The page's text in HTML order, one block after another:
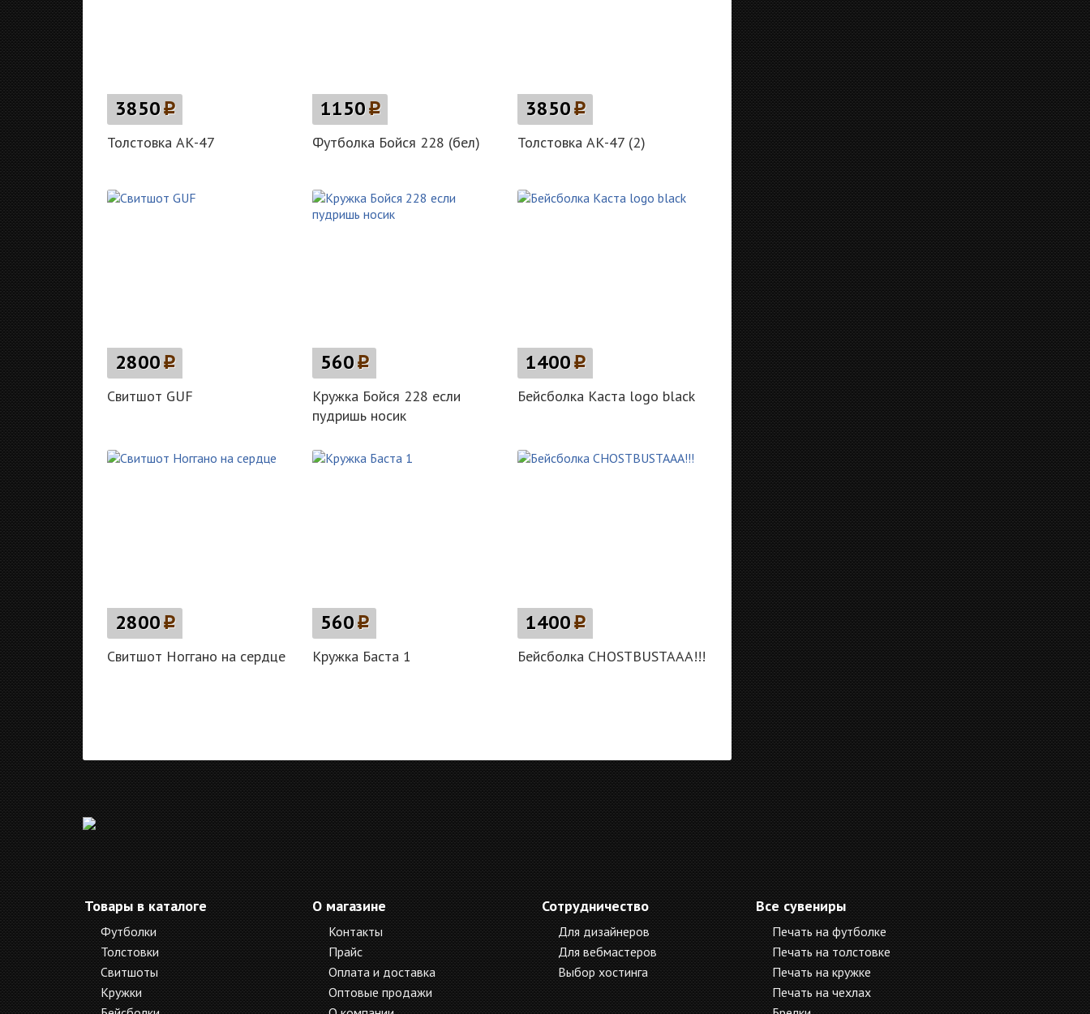
3850p
Толстовка АК-47
1150p
Футболка Бойся 228 (бел)
3850p
Толстовка АК-47 (2)
2800p
Свитшот GUF
560p
Кружка Бойся 228 если
пудришь носик
1400p
Бейсболка Каста logo black
2800p
Свитшот Ноггано на сердце
560p
Кружка Баста 1
1400p
Бейсболка CHOSTBUSTAAA!!!
Товары в каталоге
Футболки
Толстовки
Свитшоты
Кружки
О магазине
Контакты
Прайс
Оплата и доставка
Оптовые продажи
Сотрудничество
Для дизайнеров
Для вебмастеров
Выбор хостинга
Все сувениры
Печать на футболке
Печать на толстовке
Печать на кружке
Печать на чехлах